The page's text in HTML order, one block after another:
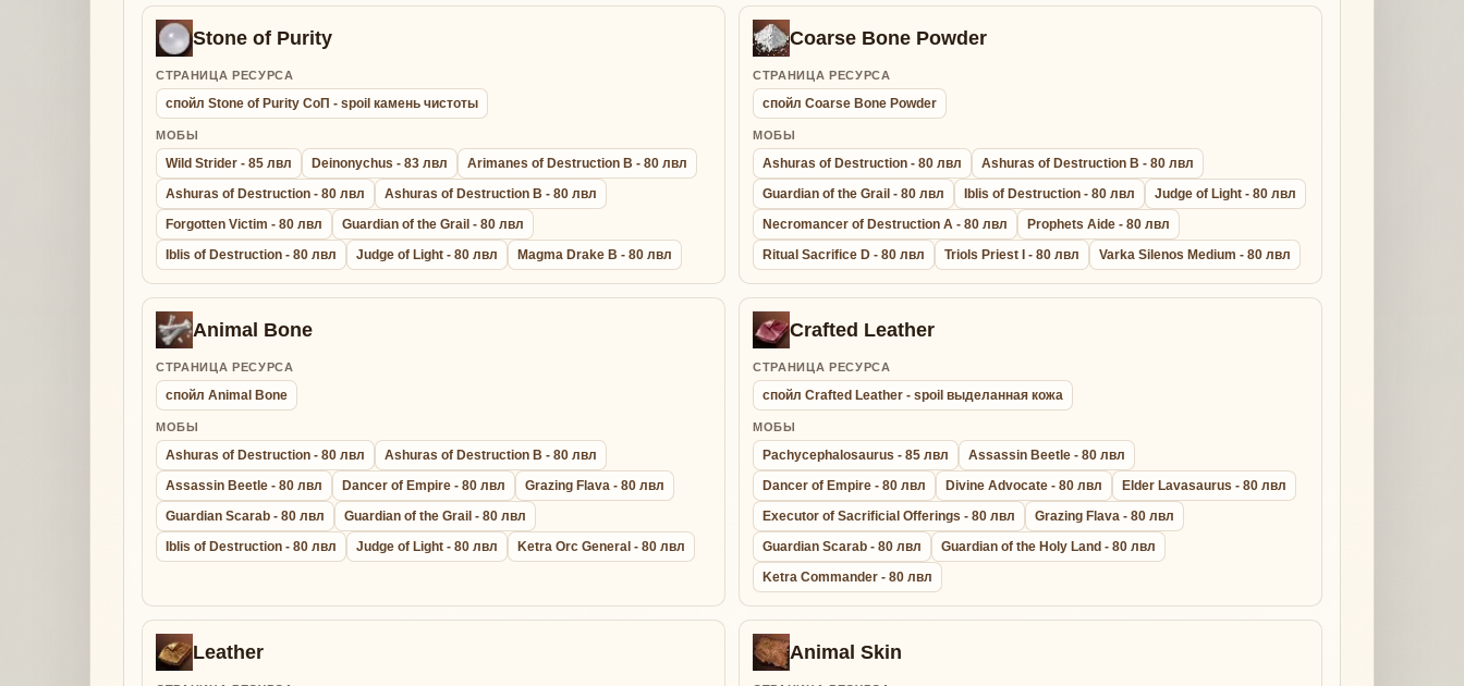
Stone of Purity
СТРАНИЦА РЕСУРСА
спойл Stone of Purity СоП - spoil камень чистоты
МОБЫ
Wild Strider - 85 лвл Deinonychus - 83 лвл
Arimanes of Destruction B - 80 лвл
Ashuras of Destruction - 80 лвл
Ashuras of Destruction B - 80 лвл
Forgotten Victim - 80 лвл
Guardian of the Grail - 80 лвл
Iblis of Destruction - 80 лвл
Judge of Light - 80 лвл Magma Drake B - 80 лвл
Coarse Bone Powder
СТРАНИЦА РЕСУРСА
спойл Coarse Bone Powder
МОБЫ
Ashuras of Destruction - 80 лвл
Ashuras of Destruction B - 80 лвл
Guardian of the Grail - 80 лвл
Iblis of Destruction - 80 лвл
Judge of Light - 80 лвл
Necromancer of Destruction A - 80 лвл
Prophets Aide - 80 лвл
Ritual Sacrifice D - 80 лвл
Triols Priest I - 80 лвл Varka Silenos Medium - 80 лвл
Animal Bone
СТРАНИЦА РЕСУРСА
спойл Animal Bone
МОБЫ
Ashuras of Destruction - 80 лвл
Ashuras of Destruction B - 80 лвл
Assassin Beetle - 80 лвл
Dancer of Empire - 80 лвл
Grazing Flava - 80 лвл
Guardian Scarab - 80 лвл
Guardian of the Grail - 80 лвл
Iblis of Destruction - 80 лвл
Judge of Light - 80 лвл Ketra Orc General - 80 лвл
Crafted Leather
СТРАНИЦА РЕСУРСА
спойл Crafted Leather - spoil выделанная кожа
МОБЫ
Pachycephalosaurus - 85 лвл
Assassin Beetle - 80 лвл
Dancer of Empire - 80 лвл
Divine Advocate - 80 лвл
Elder Lavasaurus - 80 лвл
Executor of Sacrificial Offerings - 80 лвл
Grazing Flava - 80 лвл
Guardian Scarab - 80 лвл
Guardian of the Holy Land - 80 лвл
Ketra Commander - 80 лвл
Leather Animal Skin